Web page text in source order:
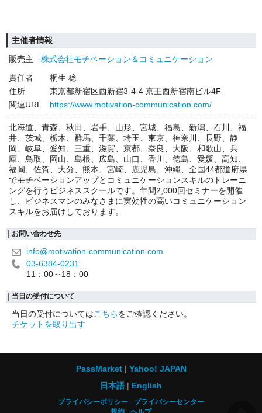
主催者情報
販売主
株式会社モチベーション＆コミュニケーション
責任者
桐生 稔
住所
東京都新宿区西新宿3-4-4 京王西新宿南ビル4F
関連URL
https://www.motivation-communication.com/
北海道、青森、秋田、岩手、山形、宮城、福島、新潟、石川、福
井、茨城、栃木、群馬、千葉、埼玉、東京、神奈川、長野、静
岡、岐阜、愛知、三重、滋賀、京都、奈良、大阪、和歌山、兵
庫、鳥取、岡山、島根、広島、山口、香川、徳島、愛媛、高知、
福岡、佐賀、大分、熊本、宮崎、鹿児島、沖縄、全国44都道府県
でモチベーションアップとコミュニケーションスキルのトレーニ
ングを行うビジネススクールです。年間2,000回セミナーを開催
し、ビジネスマンのみなさまに実効性の高いコミュニケーション
スキルをお届けしております。
お問い合わせ先
info@motivation-communication.com
03-6384-0231
11：00～18：00
当日の受付について
当日の受付についてはこちらをご確認ください。
チケットを取り出す
PassMarket
Yahoo! JAPAN
日本語
English
プライバシーポリシー
プライバシーセンター